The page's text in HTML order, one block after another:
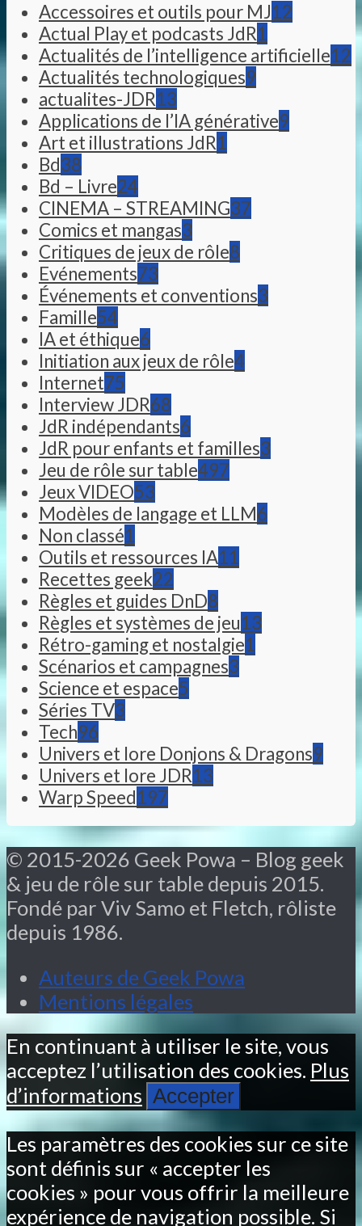
Accessoires et outils pour MJ12
Actual Play et podcasts JdR1
Actualités de l’intelligence artificielle12
Actualités technologiques9
actualites-JDR13
Applications de l’IA générative9
Art et illustrations JdR1
Bd38
Bd – Livre24
CINEMA – STREAMING37
Comics et mangas3
Critiques de jeux de rôle8
Evénements73
Événements et conventions3
Famille54
IA et éthique6
Initiation aux jeux de rôle4
Internet75
Interview JDR68
JdR indépendants6
JdR pour enfants et familles3
Jeu de rôle sur table497
Jeux VIDEO53
Modèles de langage et LLM6
Non classé1
Outils et ressources IA11
Recettes geek22
Règles et guides DnD8
Règles et systèmes de jeu13
Rétro-gaming et nostalgie1
Scénarios et campagnes3
Science et espace5
Séries TV3
Tech96
Univers et lore Donjons & Dragons9
Univers et lore JDR13
Warp Speed197
© 2015-2026 Geek Powa – Blog geek
& jeu de rôle sur table depuis 2015.
Fondé par Viv Samo et Fletch, rôliste
depuis 1986.
Auteurs de Geek Powa
Mentions légales
En continuant à utiliser le site, vous
acceptez l’utilisation des cookies. Plus
d’informations Accepter
Les paramètres des cookies sur ce site
sont définis sur « accepter les
cookies » pour vous offrir la meilleure
expérience de navigation possible. Si